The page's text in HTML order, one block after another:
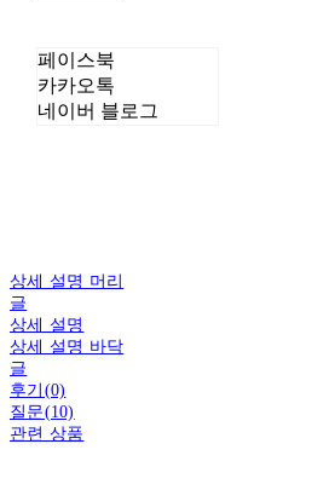
페이스북
카카오톡
네이버 블로그
상세 설명 머리
글
상세 설명
상세 설명 바닥
글
후기(0)
질문(10)
관련 상품